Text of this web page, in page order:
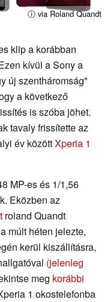
ⓘ via Roland Quandt
klip a korábban
kívül a Sony a
új szentháromság"
a következő
is szóba jöhet.
tavaly frissítette az
év közöttXperia 1
MP-es és 1/1,56
Eközben az
roland Quandt
múlt héten jelezte,
kerül kiszállításra,
(jelenleg
meg korábbi
1 okostelefonba